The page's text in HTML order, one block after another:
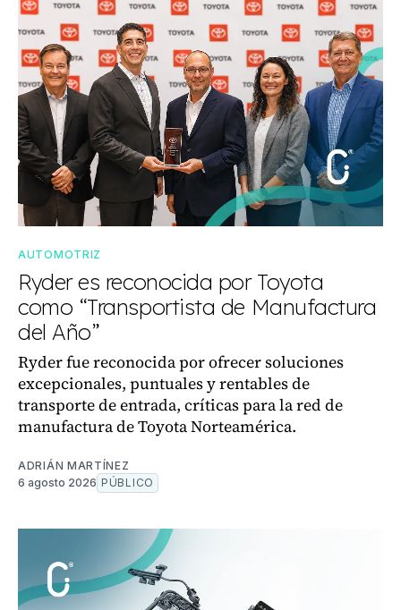
AUTOMOTRIZ
Ryder es reconocida por Toyota
como “Transportista de Manufactura
del Año”
Ryder fue reconocida por ofrecer soluciones
excepcionales, puntuales y rentables de
transporte de entrada, críticas para la red de
manufactura de Toyota Norteamérica.
ADRIÁN MARTÍNEZ
6 agosto 2026 PÚBLICO